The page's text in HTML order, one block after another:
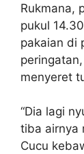
Rukmana,
pukul
pakaian di
menyeret
“Dia lagi
tiba airnya
Cucu